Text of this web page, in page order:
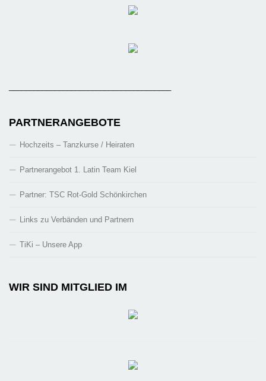
PARTNERANGEBOTE
Hochzeits – Tanzkurse / Heiraten
Partnerangebot 1. Latin Team Kiel
Partner: TSC Rot-Gold Schönkirchen
Links zu Verbänden und Partnern
TiKi – Unsere App
WIR SIND MITGLIED IM